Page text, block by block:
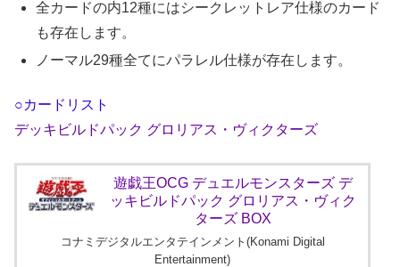
全カードの内12種にはシークレットレア仕様のカード
も存在します。
ノーマル29種全てにパラレル仕様が存在します。
○カードリスト
デッキビルドパック グロリアス・ヴィクターズ
遊戯王OCG デュエルモンスターズ デ
ッキビルドパック グロリアス・ヴィク
ターズ BOX
コナミデジタルエンタテインメント(Konami Digital
Entertainment)